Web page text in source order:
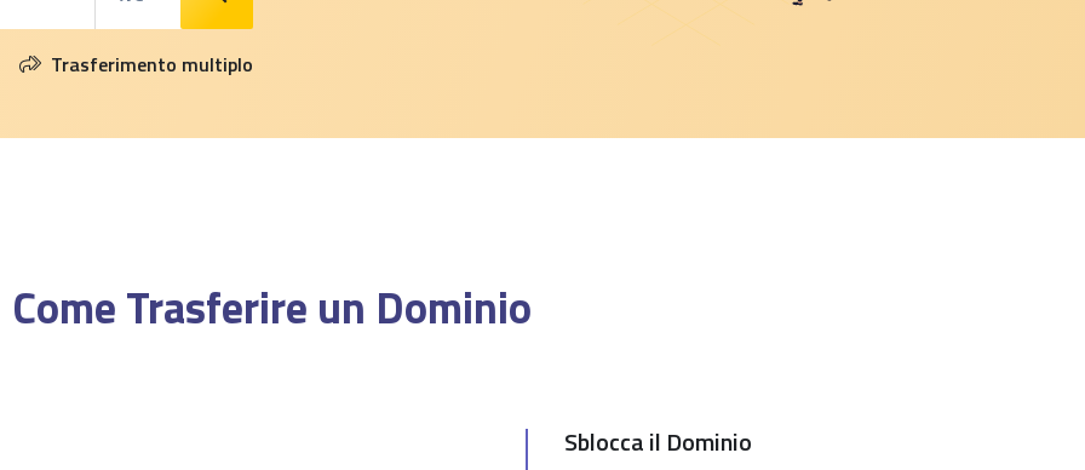
Trasferimento multiplo
Come Trasferire un Dominio
Sblocca il Dominio